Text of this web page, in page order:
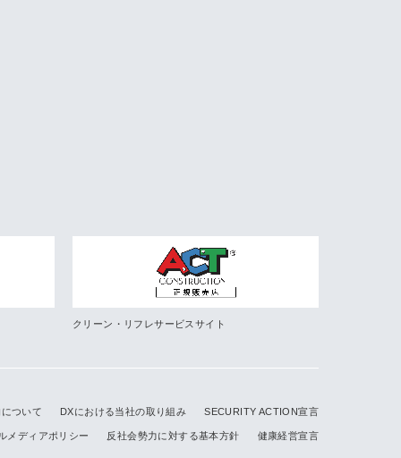
クリーン・リフレサービスサイト
ついて DXにおける当社の取り組み SECURITY ACTION宣言
メディアポリシー 反社会勢力に対する基本方針 健康経営宣言